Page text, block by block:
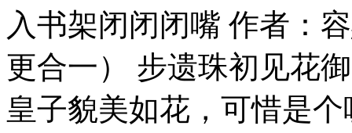
入书架闭闭闭嘴 作者：
更合一） 步遗珠初见花
皇子貌美如花，可惜是